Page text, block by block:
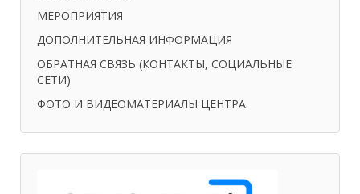
МЕРОПРИЯТИЯ
ДОПОЛНИТЕЛЬНАЯ ИНФОРМАЦИЯ
ОБРАТНАЯ СВЯЗЬ (КОНТАКТЫ, СОЦИАЛЬНЫЕ
СЕТИ)
ФОТО И ВИДЕОМАТЕРИАЛЫ ЦЕНТРА